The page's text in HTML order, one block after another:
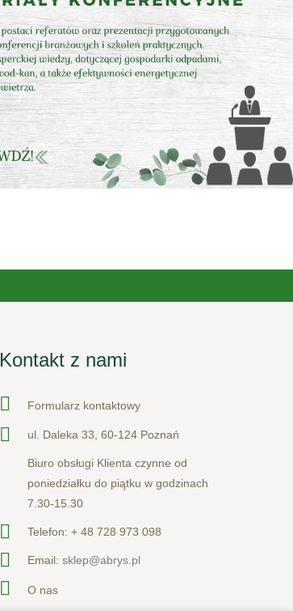
Kontakt z nami
Formularz kontaktowy
ul. Daleka 33, 60-124 Poznań
Biuro obsługi Klienta czynne od
poniedziałku do piątku w godzinach
7.30-15.30
Telefon: + 48 728 973 098
Email: sklep@abrys.pl
O nas